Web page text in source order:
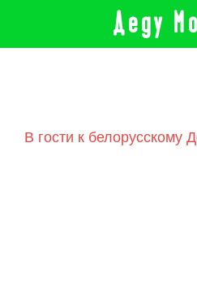
Деду
В гости к белорусскому